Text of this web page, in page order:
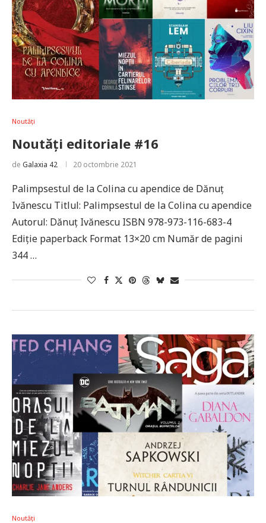
Noutăți
Noutăți editoriale #16
de Galaxia 42 20 octombrie 2021
Palimpsestul de la Colina cu apendice de Dănuţ
Ivănescu Titlul: Palimpsestul de la Colina cu apendice
Autorul: Dănuţ Ivănescu ISBN 978-973-116-683-4
Ediție paperback Format 13×20 cm Număr de pagini
344 …
Noutăți